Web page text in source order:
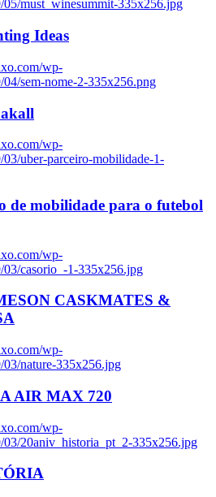
05/must_winesummit-335x256.jpg
Ideas
wp-
sem-nome-2-335x256.png
wp-
03/uber-parceiro-mobilidade-1-
de mobilidade para o futebol
wp-
03/casorio_-1-335x256.jpg
CASKMATES &
wp-
03/nature-335x256.jpg
AIR MAX 720
wp-
03/20aniv_historia_pt_2-335x256.jpg